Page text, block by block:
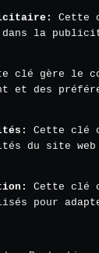
:
Cette
dans la
clé gère le
et des
:
Cette clé
du site
:
Cette clé
pour